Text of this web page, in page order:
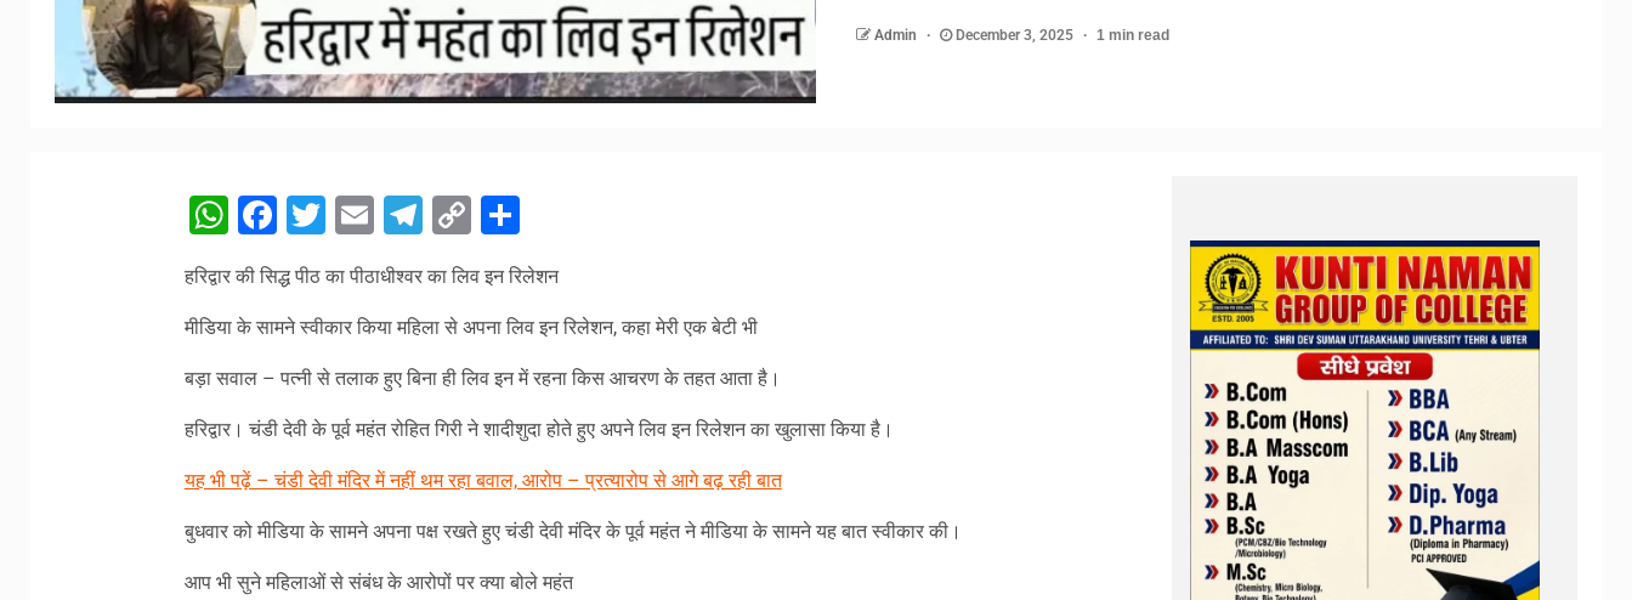
Admin December 3, 2025 1 min read
WhatsApp
Facebook
Twitter
EmailTelegram
Copy
Link
Share
हरिद्वार की सिद्ध पीठ का पीठाधीश्वर का लिव इन रिलेशन
मीडिया के सामने स्वीकार किया महिला से अपना लिव इन रिलेशन, कहा मेरी एक बेटी भी
बड़ा सवाल – पत्नी से तलाक हुए बिना ही लिव इन में रहना किस आचरण के तहत आता है।
हरिद्वार। चंडी देवी के पूर्व महंत रोहित गिरी ने शादीशुदा होते हुए अपने लिव इन रिलेशन का खुलासा किया है।
यह भी पढ़ें – चंडी देवी मंदिर में नहीं थम रहा बवाल, आरोप – प्रत्यारोप से आगे बढ़ रही बात
बुधवार को मीडिया के सामने अपना पक्ष रखते हुए चंडी देवी मंदिर के पूर्व महंत ने मीडिया के सामने यह बात स्वीकार की।
आप भी सुने महिलाओं से संबंध के आरोपों पर क्या बोले महंत